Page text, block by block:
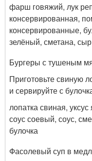
фарш говяжий, лук
консервированная,
консервированные,
зелёный, сметана, сыр
Бургеры с тушеным
Приготовьте свиную
и сервируйте с
лопатка свиная,
соус соевый, соус,
булочка
Фасолевый суп в